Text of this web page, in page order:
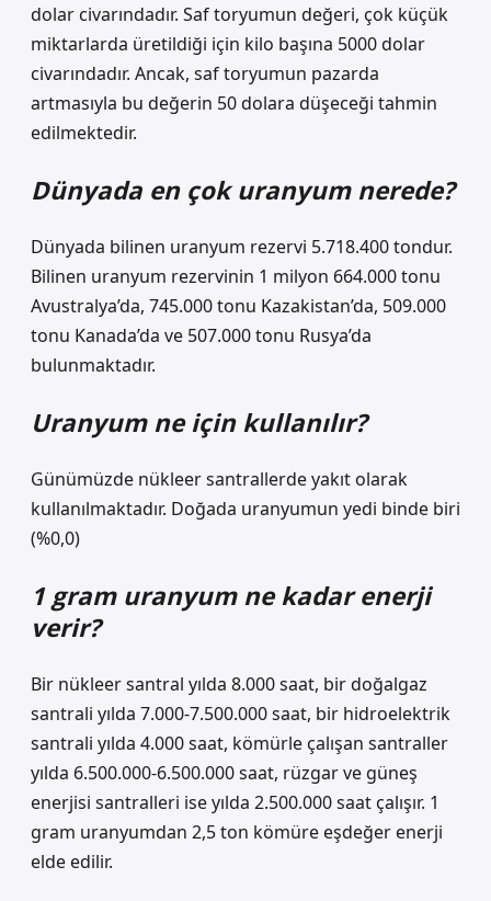
dolar civarındadır. Saf toryumun değeri, çok küçük
miktarlarda üretildiği için kilo başına 5000 dolar
civarındadır. Ancak, saf toryumun pazarda
artmasıyla bu değerin 50 dolara düşeceği tahmin
edilmektedir.
Dünyada en çok uranyum nerede?
Dünyada bilinen uranyum rezervi 5.718.400 tondur.
Bilinen uranyum rezervinin 1 milyon 664.000 tonu
Avustralya’da, 745.000 tonu Kazakistan’da, 509.000
tonu Kanada’da ve 507.000 tonu Rusya’da
bulunmaktadır.
Uranyum ne için kullanılır?
Günümüzde nükleer santrallerde yakıt olarak
kullanılmaktadır. Doğada uranyumun yedi binde biri
(%0,0)
1 gram uranyum ne kadar enerji
verir?
Bir nükleer santral yılda 8.000 saat, bir doğalgaz
santrali yılda 7.000-7.500.000 saat, bir hidroelektrik
santrali yılda 4.000 saat, kömürle çalışan santraller
yılda 6.500.000-6.500.000 saat, rüzgar ve güneş
enerjisi santralleri ise yılda 2.500.000 saat çalışır. 1
gram uranyumdan 2,5 ton kömüre eşdeğer enerji
elde edilir.